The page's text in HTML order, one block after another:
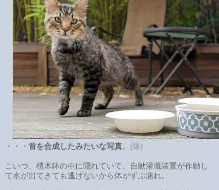
・・・ 首を合成したみたいな写真。 (爆)
こいつ、植木鉢の中に隠れていて、自動灌漑装置が作動し
て水が出てきても逃げないから体がずぶ濡れ。